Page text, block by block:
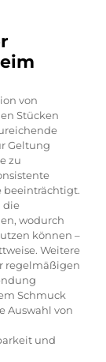
von
Stücken
Geltung
zu
beeinträchtigt.
die
wodurch
können –
Weitere
regelmäßigen
Schmuck
Auswahl von
und